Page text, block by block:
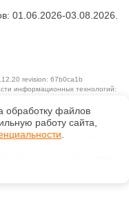
01.06.2026-03.08.2026.
revision: 67b0ca1b
информационных технологий:
принадлежат АО «Кодекс».
данных
российского программного
обработку файлов
работу сайта,
.